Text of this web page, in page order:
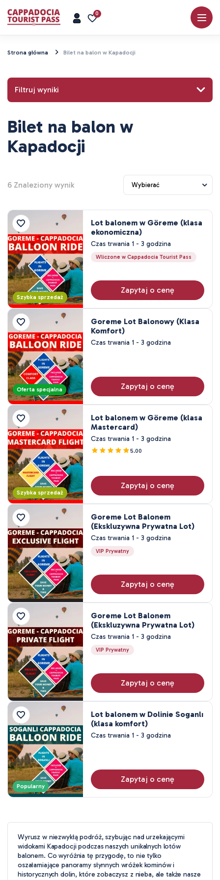
0
Strona główna Bilet na balon w Kapadocji
Filtruj wyniki
Wyszukaj miejsce lub atrakcję
Przedział cenowy
0EUR 3471 EUR +
Czas trwania wycieczki
45 minuta
80 minuta
1 godzina
1 - 3 godzina
2 godzina
3 godzina
4 godzina
7 - 8 godzina
1 noc 2 dni
2 noc 3 dni
3 noc 4 dni
4 noc 5 dni
Bilet na balon w
Kapadocji
6 Znaleziony wynik
Szybka sprzedaż
Lot balonem w Göreme (klasa
ekonomiczna)
Czas trwania 1 - 3 godzina
Wliczone w Cappadocia Tourist Pass
Zapytaj o cenę
Oferta specjalna
Goreme Lot Balonowy (Klasa
Komfort)
Czas trwania 1 - 3 godzina
Zapytaj o cenę
Szybka sprzedaż
Lot balonem w Göreme (klasa
Mastercard)
Czas trwania 1 - 3 godzina
5.00
Zapytaj o cenę
Goreme Lot Balonem
(Ekskluzywna Prywatna Lot)
Czas trwania 1 - 3 godzina
VIP Prywatny
Zapytaj o cenę
Goreme Lot Balonem
(Ekskluzywna Prywatna Lot)
Czas trwania 1 - 3 godzina
VIP Prywatny
Zapytaj o cenę
Popularny
Lot balonem w Dolinie Soganlı
(klasa komfort)
Czas trwania 1 - 3 godzina
Zapytaj o cenę
Wyrusz w niezwykłą podróż, szybując nad urzekającymi
widokami Kapadocji podczas naszych unikalnych lotów
balonem. Co wyróżnia tę przygodę, to nie tylko
oszałamiające panoramy słynnych wróżek kominów i
historycznych dolin, które zobaczysz z nieba, ale także nasze